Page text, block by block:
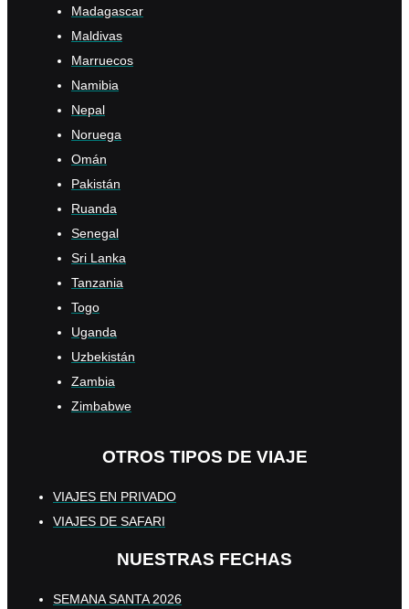
Madagascar
Maldivas
Marruecos
Namibia
Nepal
Noruega
Omán
Pakistán
Ruanda
Senegal
Sri Lanka
Tanzania
Togo
Uganda
Uzbekistán
Zambia
Zimbabwe
OTROS TIPOS DE VIAJE
VIAJES EN PRIVADO
VIAJES DE SAFARI
NUESTRAS FECHAS
SEMANA SANTA 2026